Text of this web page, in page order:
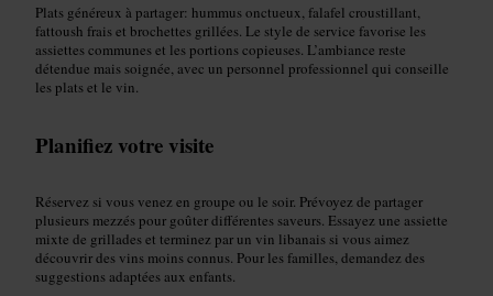
Plats généreux à partager: hummus onctueux, falafel croustillant,
fattoush frais et brochettes grillées. Le style de service favorise les
assiettes communes et les portions copieuses. L’ambiance reste
détendue mais soignée, avec un personnel professionnel qui conseille
les plats et le vin.
Planifiez votre visite
Réservez si vous venez en groupe ou le soir. Prévoyez de partager
plusieurs mezzés pour goûter différentes saveurs. Essayez une assiette
mixte de grillades et terminez par un vin libanais si vous aimez
découvrir des vins moins connus. Pour les familles, demandez des
suggestions adaptées aux enfants.